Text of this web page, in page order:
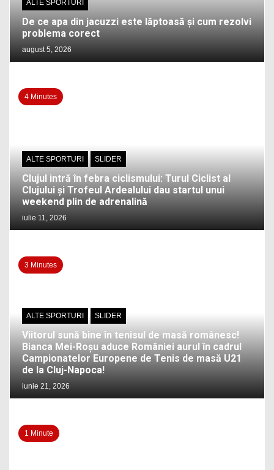
ALTE SPORTURI
De ce apa din jacuzzi este lăptoasă și cum rezolvi
problema corect
august 5, 2026
4 Minutes
ALTE SPORTURI SLIDER
Clujul intră în febra ciclismului: Turul Ciclist al
Clujului și Trofeul Ardealului dau startul unui
weekend plin de adrenalină
iulie 11, 2026
3 Minutes
ALTE SPORTURI SLIDER
Viitorul sună bine în tenisul de masă românesc!
Bianca Mei-Roșu aduce României aurul în cadrul
Campionatelor Europene de Tenis de masă U21
de la Cluj-Napoca!
iunie 21, 2026
1 Minute